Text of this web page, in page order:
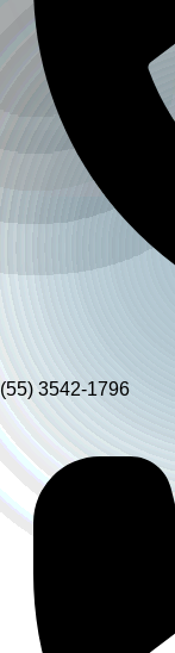
(55) 3542-1796